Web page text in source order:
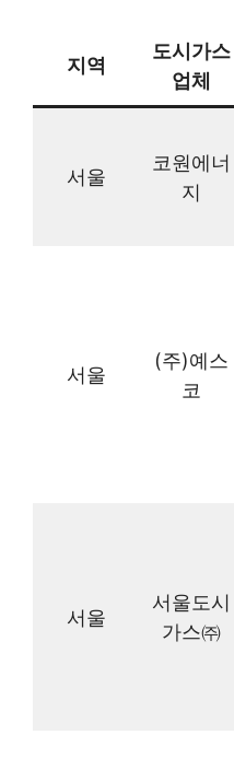
지역
도시가스
업체
서울
코원에너
지
서울
(주)예스
코
서울
서울도시
가스㈜